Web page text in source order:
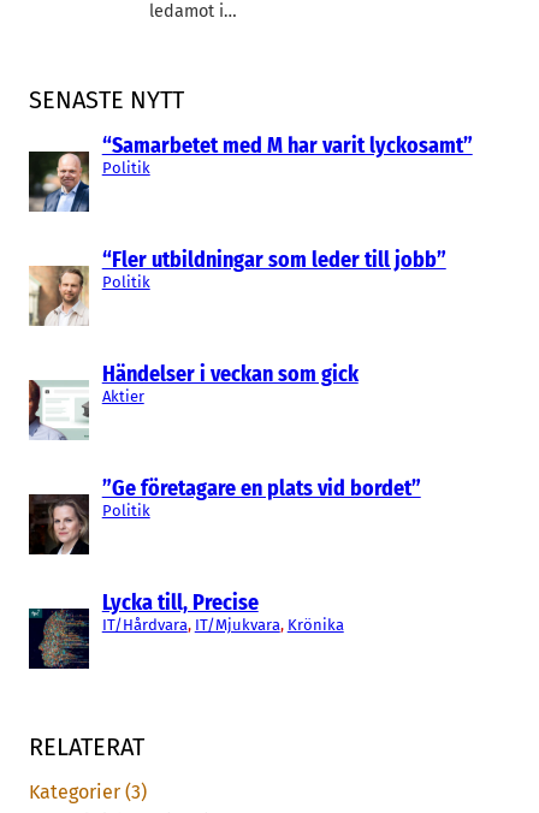
SENASTE NYTT
“Samarbetet med M har varit lyckosamt”
Politik
“Fler utbildningar som leder till jobb”
Politik
Händelser i veckan som gick
Aktier
”Ge företagare en plats vid bordet”
Politik
Lycka till, Precise
IT/Hårdvara, IT/Mjukvara, Krönika
ledamot i…
RELATERAT
Kategorier (3)